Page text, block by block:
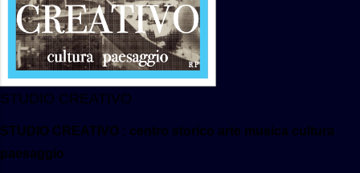
STUDIO CREATIVO
STUDIO CREATIVO : centro storico arte musica cultura
paesaggio